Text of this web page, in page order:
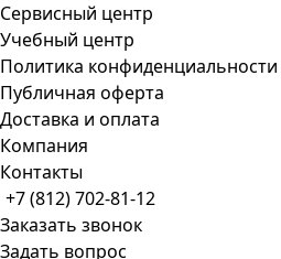
Сервисный центр
Учебный центр
Политика конфиденциальности
Публичная оферта
Доставка и оплата
Компания
Контакты
+7 (812) 702-81-12
Заказать звонок
Задать вопрос